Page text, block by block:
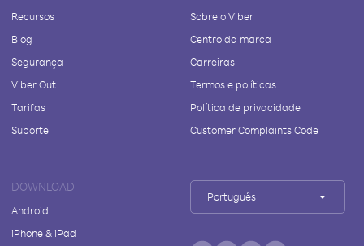
Recursos
Blog
Segurança
Viber Out
Tarifas
Suporte
Sobre o Viber
Centro da marca
Carreiras
Termos e políticas
Política de privacidade
Customer Complaints Code
DOWNLOAD
Android
iPhone & iPad
Português